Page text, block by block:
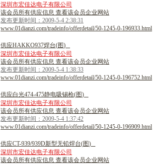
深圳市宏佳达电子有限公司
该会员所有供应信息 查看该会员企业网站
发布更新时间：2009-5-4 2:38:31
www.01dianzi.com/tradeinfo/offerdetail/50-1245-0-196933.html
供应HAKKO937焊台(图)
深圳市宏佳达电子有限公司
该会员所有供应信息 查看该会员企业网站
发布更新时间：2009-5-4 1:38:33
www.01dianzi.com/tradeinfo/offerdetail/50-1245-0-196752.html
供应白光474-475静电吸锡枪(图)
深圳市宏佳达电子有限公司
该会员所有供应信息 查看该会员企业网站
发布更新时间：2009-5-4 1:37:42
www.01dianzi.com/tradeinfo/offerdetail/50-1245-0-196909.html
供应CT-939/939D新型无铅焊台(图)
深圳市宏佳达电子有限公司
该会员所有供应信息 查看该会员企业网站